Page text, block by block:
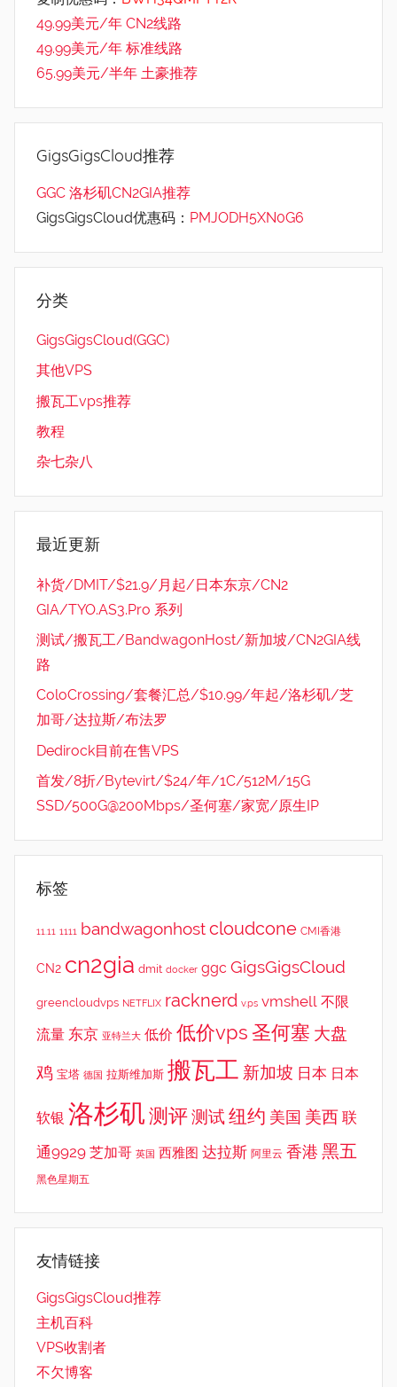
49.99美元/年 CN2线路
49.99美元/年 标准线路
65.99美元/半年 土豪推荐
GigsGigsCloud推荐
GGC 洛杉矶CN2GIA推荐
GigsGigsCloud优惠码： PMJODH5XN0G6
分类
GigsGigsCloud(GGC)
其他VPS
搬瓦工vps推荐
教程
杂七杂八
最近更新
补货/DMIT/$21.9/月起/日本东京/CN2
GIA/TYO.AS3.Pro 系列
测试/搬瓦工/BandwagonHost/新加坡/CN2GIA线
路
ColoCrossing/套餐汇总/$10.99/年起/洛杉矶/芝
加哥/达拉斯/布法罗
Dedirock目前在售VPS
首发/8折/Bytevirt/$24/年/1C/512M/15G
SSD/500G@200Mbps/圣何塞/家宽/原生IP
标签
11.11 1111 bandwagonhostcloudcone CMI香港
CN2 cn2gia dmit docker ggc GigsGigsCloud
greencloudvps NETFLIX racknerd v.ps vmshell 不限
流量 东京 亚特兰大 低价 低价vps 圣何塞 大盘
鸡 宝塔 德国 拉斯维加斯 搬瓦工 新加坡 日本 日本
软银 洛杉矶 测评测试纽约 美国 美西 联
通9929 芝加哥 英国 西雅图 达拉斯 阿里云 香港 黑五
黑色星期五
友情链接
GigsGigsCloud推荐
主机百科
VPS收割者
不欠博客